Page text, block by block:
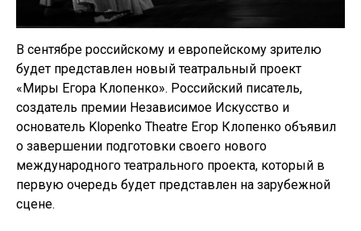
В сентябре российскому и европейскому зрителю
будет представлен новый театральный проект
«Миры Егора Клопенко». Российский писатель,
создатель премии Независимое Искусство и
основатель Klopenko Theatre Егор Клопенко объявил
о завершении подготовки своего нового
международного театрального проекта, который в
первую очередь будет представлен на зарубежной
сцене.